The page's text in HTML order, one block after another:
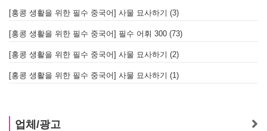
[홍콩 생활을 위한 필수 중국어] 사물 묘사하기 (3)
[홍콩 생활을 위한 필수 중국어] 필수 어휘 300 (73)
[홍콩 생활을 위한 필수 중국어] 사물 묘사하기 (2)
[홍콩 생활을 위한 필수 중국어] 사물 묘사하기 (1)
업체/광고